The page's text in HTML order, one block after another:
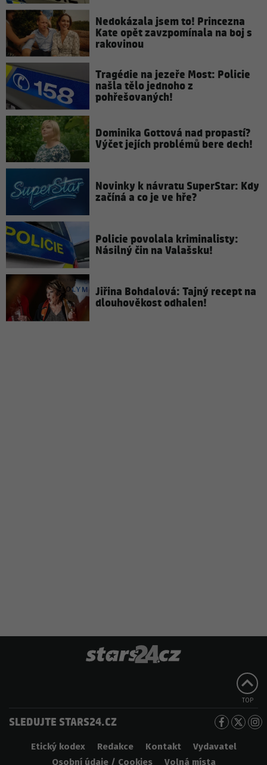
Nedokázala jsem to! Princezna
Kate opět zavzpomínala na boj s
rakovinou
Tragédie na jezeře Most: Policie
našla tělo jednoho z
pohřešovaných!
Dominika Gottová nad propastí?
Výčet jejích problémů bere dech!
Novinky k návratu SuperStar: Kdy
začíná a co je ve hře?
Policie povolala kriminalisty:
Násilný čin na Valašsku!
Jiřina Bohdalová: Tajný recept na
dlouhověkost odhalen!
TOP
SLEDUJTE STARS24.CZ
Etický kodex Redakce Kontakt
Vydavatel
Osobní údaje / Cookies
Volná místa